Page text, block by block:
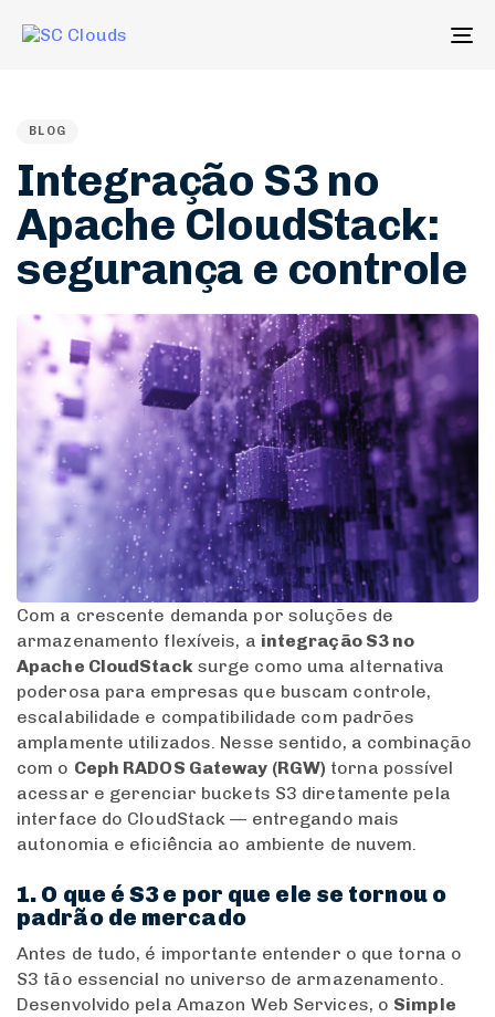
BLOG
Integração S3 no
Apache CloudStack:
segurança e controle
Com a crescente demanda por soluções de
armazenamento flexíveis, a integração S3 no
Apache CloudStacksurge como uma alternativa
poderosa para empresas que buscam controle,
escalabilidade e compatibilidade com padrões
amplamente utilizados. Nesse sentido, a combinação
com o Ceph RADOS Gateway (RGW) torna possível
acessar e gerenciar buckets S3 diretamente pela
interface do CloudStack — entregando mais
autonomia e eficiência ao ambiente de nuvem.
1. O que é S3 e por que ele se tornou o
padrão de mercado
Antes de tudo, é importante entender o que torna o
S3 tão essencial no universo de armazenamento.
Desenvolvido pela Amazon Web Services, o Simple